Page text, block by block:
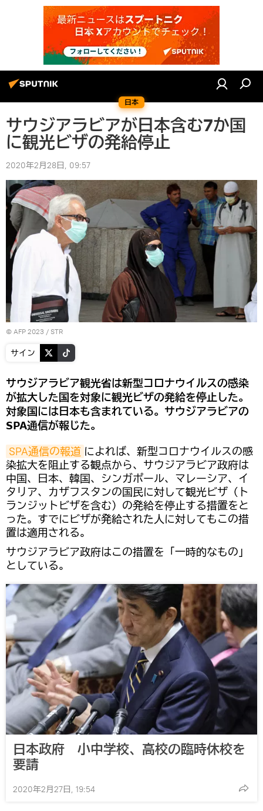
日本
サウジアラビアが日本含む7か国
に観光ビザの発給停止
2020年2月28日, 09:57
© AFP 2023 / STR
サイン
サウジアラビア観光省は新型コロナウイルスの感染
が拡大した国を対象に観光ビザの発給を停止した。
対象国には日本も含まれている。サウジアラビアの
SPA通信が報じた。
SPA通信の報道 によれば、新型コロナウイルスの感
染拡大を阻止する観点から、サウジアラビア政府は
中国、日本、韓国、シンガポール、マレーシア、イ
タリア、カザフスタンの国民に対して観光ビザ（ト
ランジットビザを含む）の発給を停止する措置をと
った。すでにビザが発給された人に対してもこの措
置は適用される。
サウジアラビア政府はこの措置を「一時的なもの」
としている。
日本政府 小中学校、高校の臨時休校を
要請
2020年2月27日, 19:54